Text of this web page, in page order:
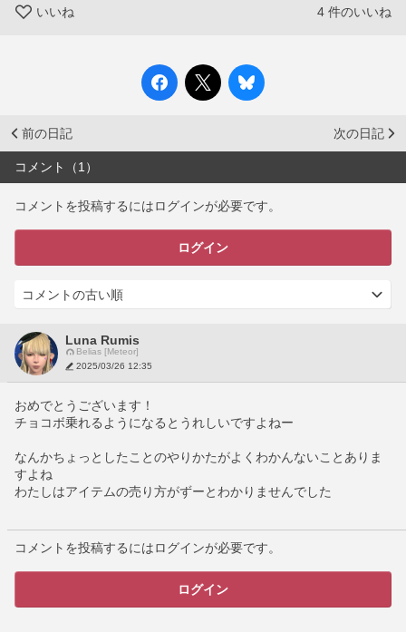
いいね 4 件のいいね
前の日記 次の日記
コメント（1）
コメントを投稿するにはログインが必要です。
ログイン
Luna Rumis
Belias [Meteor]
2025/03/26 12:35
おめでとうございます！
チョコボ乗れるようになるとうれしいですよねー
なんかちょっとしたことのやりかたがよくわかんないことありま
すよね
わたしはアイテムの売り方がずーとわかりませんでした
コメントを投稿するにはログインが必要です。
ログイン